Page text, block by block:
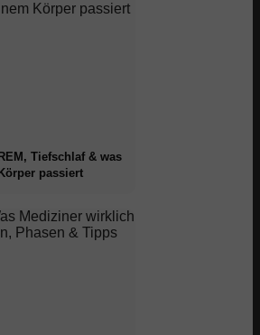
Tiefschlaf & was
passiert